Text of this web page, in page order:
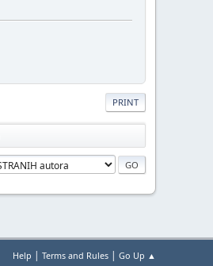
PRINT
Help | Terms and Rules | Go Up ▲